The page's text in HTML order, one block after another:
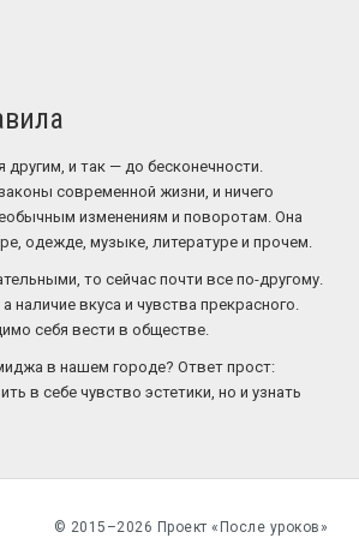
и так — до бесконечности.
современной жизни, и ничего
изменениям и поворотам. Она
одежде, музыке, литературе и прочем.
то сейчас почти все по-другому.
вкуса и чувства прекрасного.
себя вести в обществе.
в нашем городе? Ответ прост:
в себе чувство эстетики, но и узнать
© 2015–2026 Проект «После уроков»